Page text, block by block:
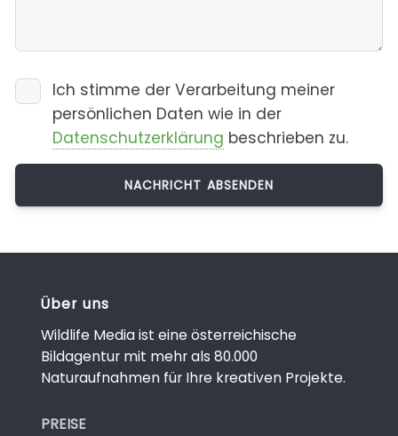
Ich stimme der Verarbeitung meiner
persönlichen Daten wie in der
Datenschutzerklärung beschrieben zu.
Über uns
Wildlife Media ist eine österreichische
Bildagentur mit mehr als 80.000
Naturaufnahmen für Ihre kreativen Projekte.
PREISE